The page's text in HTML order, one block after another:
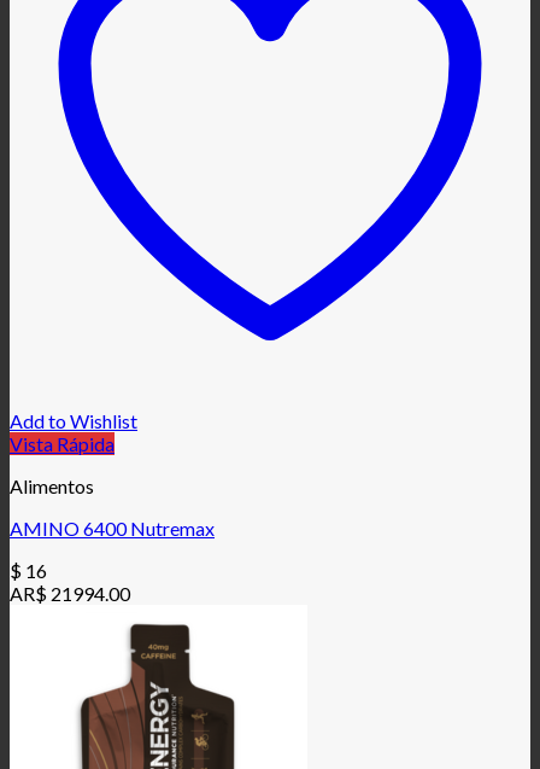
Add to Wishlist
Vista Rápida
Alimentos
AMINO 6400 Nutremax
$ 16
AR$ 21994.00